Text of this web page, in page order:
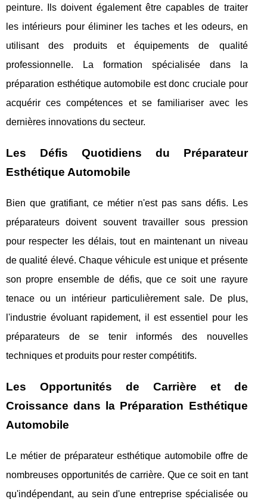
peinture. Ils doivent également être capables de traiter
les intérieurs pour éliminer les taches et les odeurs, en
utilisant des produits et équipements de qualité
professionnelle. La formation spécialisée dans la
préparation esthétique automobile est donc cruciale pour
acquérir ces compétences et se familiariser avec les
dernières innovations du secteur.
Les Défis Quotidiens du Préparateur
Esthétique Automobile
Bien que gratifiant, ce métier n'est pas sans défis. Les
préparateurs doivent souvent travailler sous pression
pour respecter les délais, tout en maintenant un niveau
de qualité élevé. Chaque véhicule est unique et présente
son propre ensemble de défis, que ce soit une rayure
tenace ou un intérieur particulièrement sale. De plus,
l'industrie évoluant rapidement, il est essentiel pour les
préparateurs de se tenir informés des nouvelles
techniques et produits pour rester compétitifs.
Les Opportunités de Carrière et de
Croissance dans la Préparation Esthétique
Automobile
Le métier de préparateur esthétique automobile offre de
nombreuses opportunités de carrière. Que ce soit en tant
qu'indépendant, au sein d'une entreprise spécialisée ou